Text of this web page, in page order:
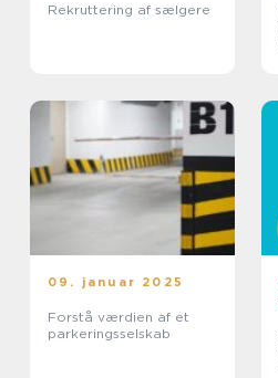
Rekruttering af sælgere
09. januar 2025
Forstå værdien af et
parkeringsselskab